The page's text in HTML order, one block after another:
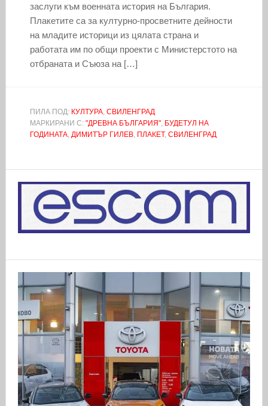
заслуги към военната история на България.
Плакетите са за културно-просветните дейности
на младите историци из цялата страна и
работата им по общи проекти с Министерстото на
отбраната и Съюза на […]
ПИЛА ПОД: КУЛТУРА, СВИЛЕНГРАД
МАРКИРАНИ С: "ДРЕВНА БЪЛГАРИЯ", БУДЕТУЛ НА
ГОДИНАТА, ДИМИТЪР ГИЛЕВ, ПЛАКЕТ, СВИЛЕНГРАД